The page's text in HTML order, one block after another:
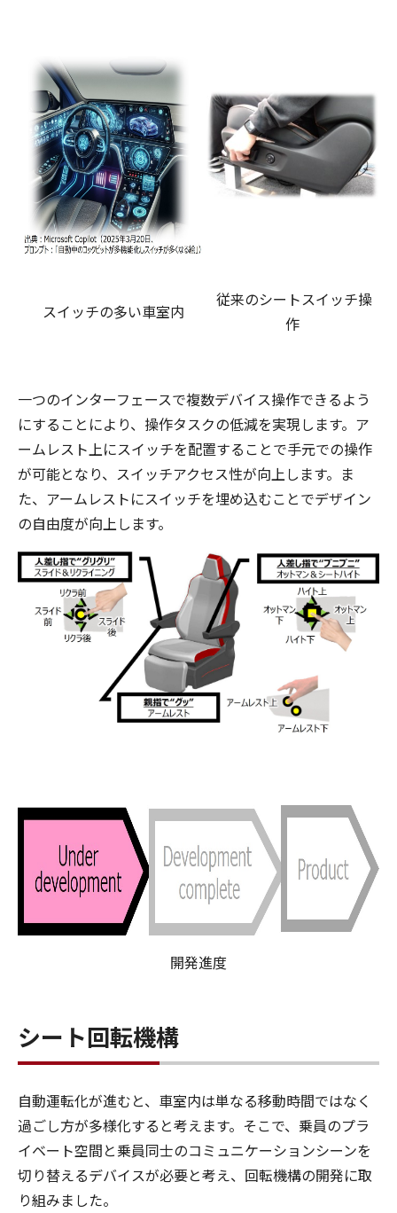
スイッチの多い車室内
従来のシートスイッチ操
作
一つのインターフェースで複数デバイス操作できるよう
にすることにより、操作タスクの低減を実現します。ア
ームレスト上にスイッチを配置することで手元での操作
が可能となり、スイッチアクセス性が向上します。ま
た、アームレストにスイッチを埋め込むことでデザイン
の自由度が向上します。
開発進度
シート回転機構
自動運転化が進むと、車室内は単なる移動時間ではなく
過ごし方が多様化すると考えます。そこで、乗員のプラ
イベート空間と乗員同士のコミュニケーションシーンを
切り替えるデバイスが必要と考え、回転機構の開発に取
り組みました。